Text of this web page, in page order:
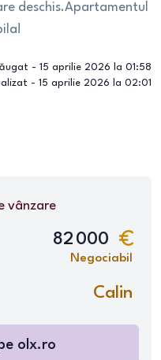
deschis.Apartamentul
- 15 aprilie 2026 la 01:58
- 15 aprilie 2026 la 02:01
vânzare
82 000
Negociabil
Calin
olx.ro